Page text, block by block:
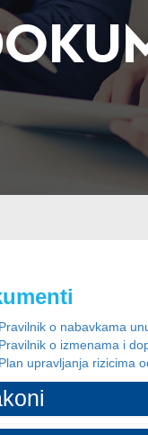
Pravilnik o nabavkama
Pravilnik o izmenama i
Plan upravljanja rizicima